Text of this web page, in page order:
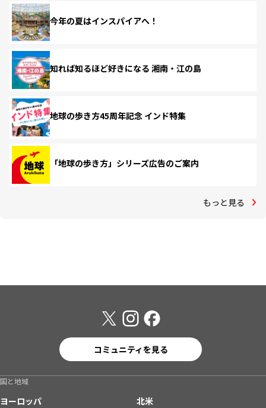
今年の夏はインスパイアへ！
知れば知るほど好きになる 湘南・江の島
地球の歩き方45周年記念 インド特集
「地球の歩き方」シリーズ広告のご案内
もっと見る
コミュニティを見る
国と地域
ヨーロッパ
北米